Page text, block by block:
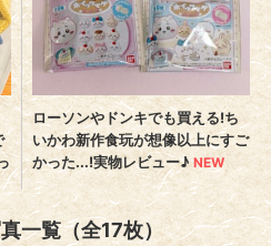
一覧（全17枚）